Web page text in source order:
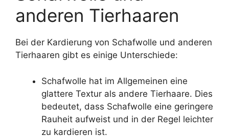
anderen Tierhaaren
Bei der Kardierung von Schafwolle und anderen
Tierhaaren gibt es einige Unterschiede:
Schafwolle hat im Allgemeinen eine
glattere Textur als andere Tierhaare. Dies
bedeutet, dass Schafwolle eine geringere
Rauheit aufweist und in der Regel leichter
zu kardieren ist.